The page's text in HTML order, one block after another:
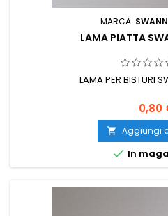
MARCA:
LAMA PIATTA
LAMA PER BISTURI
0,80
 Aggiungi
 In